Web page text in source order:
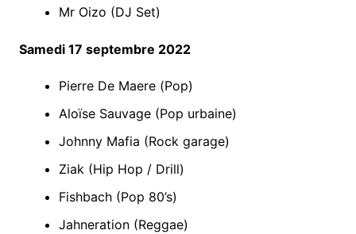
Mr Oizo (DJ Set)
Samedi 17 septembre 2022
Pierre De Maere (Pop)
Aloïse Sauvage (Pop urbaine)
Johnny Mafia (Rock garage)
Ziak (Hip Hop / Drill)
Fishbach (Pop 80’s)
Jahneration (Reggae)